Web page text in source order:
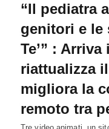
“Il pediatra
genitori e le
Te’” :
riattualizza
migliora la
remoto tra